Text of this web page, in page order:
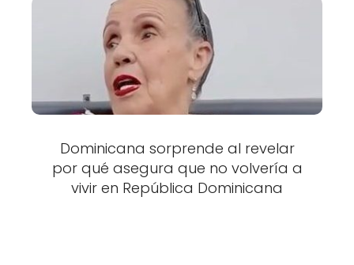
Dominicana sorprende al revelar
por qué asegura que no volvería a
vivir en República Dominicana